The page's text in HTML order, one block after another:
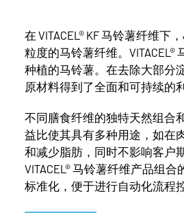
在 VITACEL® KF 马铃薯纤维下
粒度的马铃薯纤维。VITACEL®
种植的马铃薯。在去除大部分
原材料得到了全面和可持续的
不同膳食纤维的独特天然组合
益比使其具有多种用途，如在
和减少脂肪，同时不影响客户
VITACEL® 马铃薯纤维产品组
标准化，便于进行自动化流程